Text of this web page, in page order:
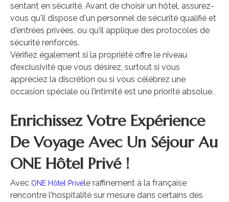
sentant en sécurité. Avant de choisir un hôtel, assurez-
vous qu'il dispose d'un personnel de sécurité qualifié et
d'entrées privées, ou qu'il applique des protocoles de
sécurité renforcés.
Vérifiez également si la propriété offre le niveau
d’exclusivité que vous désirez, surtout si vous
appréciez la discrétion ou si vous célébrez une
occasion spéciale où l’intimité est une priorité absolue.
Enrichissez Votre Expérience
De Voyage Avec Un Séjour Au
ONE Hôtel Privé !
Avec ONE Hôtel Privéle raffinement à la française
rencontre l'hospitalité sur mesure dans certains des